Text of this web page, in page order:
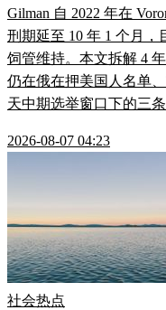
Gilman 自 2022 年在
刑期延至 10 年 1 个月
饲管维持。本文拆解 4
仍在俄在押美国人名单
天中期选举窗口下的三条
2026-08-07 04:23
社会热点